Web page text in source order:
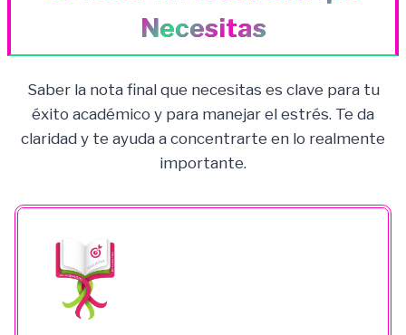
Necesitas
Saber la nota final que necesitas es clave para tu
éxito académico y para manejar el estrés. Te da
claridad y te ayuda a concentrarte en lo realmente
importante.